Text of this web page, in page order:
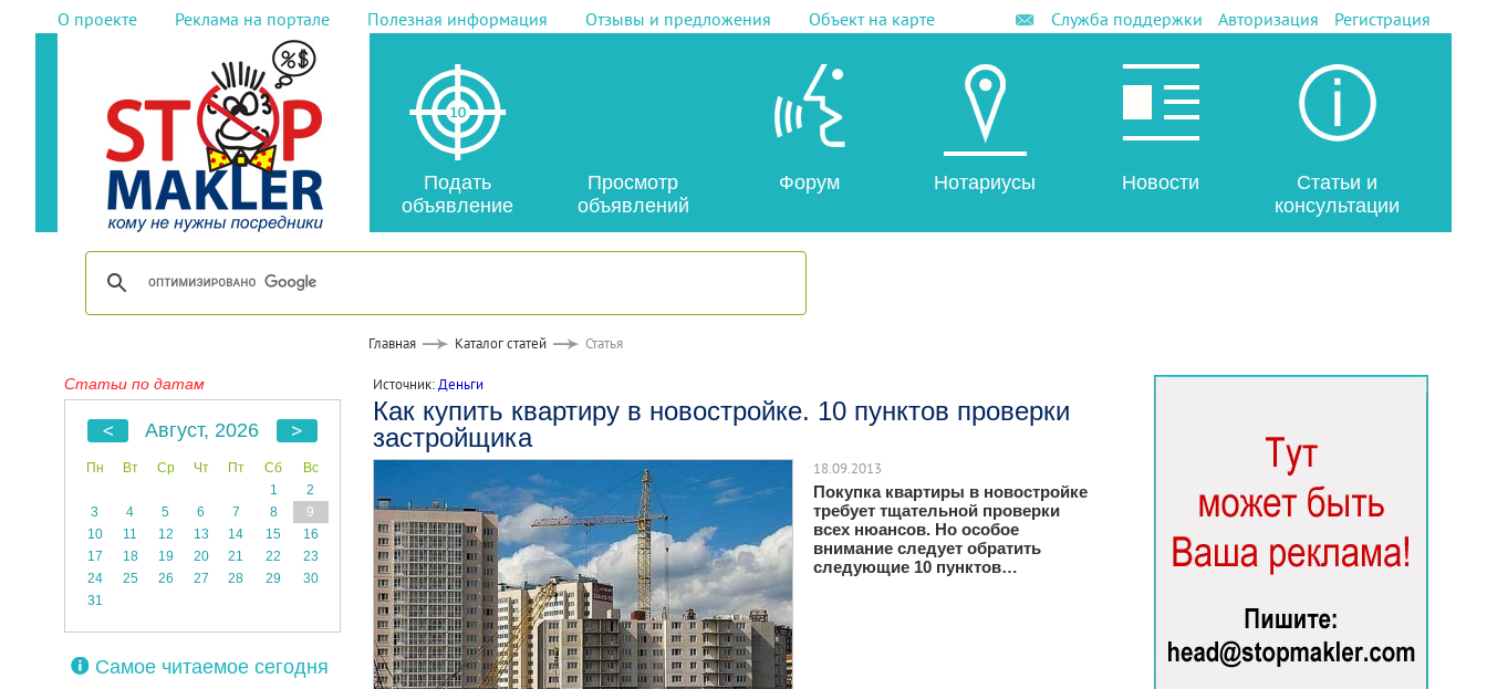
О проекте Реклама на портале Полезная информация Отзывы и предложения Объект на карте Служба поддержки Авторизация Регистрация
Подать
объявление
Просмотр
объявлений
Форум Нотариусы Новости
Статьи и
консультации
Главная Каталог статей Статья
Статьи по датам
Август, 2026
Пн Вт Ср Чт Пт Сб
Вс
1
2
3
4 5 6 7 8
9
10
11 12 13 14 15
16
17
18 19 20 21 22
23
24
25 26 27 28 29
30
31
Самое читаемое сегодня
Источник:Деньги
Как купить квартиру в новостройке. 10 пунктов проверки
застройщика
18.09.2013
Покупка квартиры в новостройке
требует тщательной проверки
всех нюансов. Но особое
внимание следует обратить
следующие 10 пунктов…